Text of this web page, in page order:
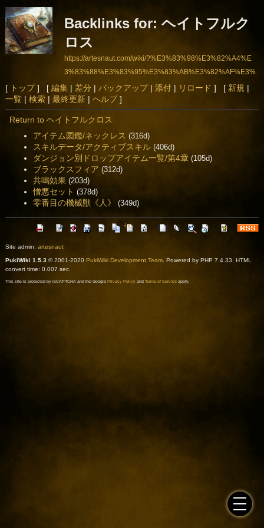
Backlinks for: ヘイトフルク
ロス
https://artesnaut.com/wiki/?%E3%83%98%E3%82%A4%E
3%83%88%E3%83%95%E3%83%AB%E3%82%AF%E3%
83%AD%E3%82%B9
[ トップ] [ 編集| 差分 | バックアップ| 添付| リロード ] [ 新規 |
一覧| 検索| 最終更新| ヘルプ]
Return to ヘイトフルクロス
アイテム図鑑/ネックレス (316d)
スキルデータ/アクティブスキル (406d)
ダンジョン別ドロップアイテム一覧/第4章 (105d)
ブラックスフィア (312d)
共鳴効果 (203d)
憎悪セット (378d)
零番目の機械獣《人》 (349d)
Site admin: artesnaut
PukiWiki 1.5.3© 2001-2020 PukiWiki Development Team. Powered by PHP 7.4.33. HTML
convert time: 0.007 sec.
This site is protected by reCAPTCHA and the Google Privacy Policyand Terms of Serviceapply.